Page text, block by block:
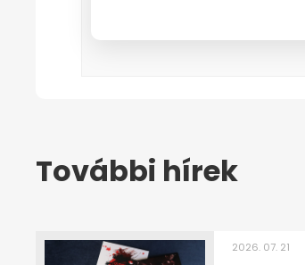
További hírek
2026. 07. 21